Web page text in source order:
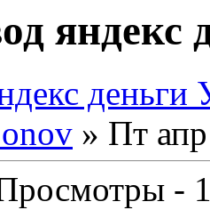
яндекс
» Пт
-